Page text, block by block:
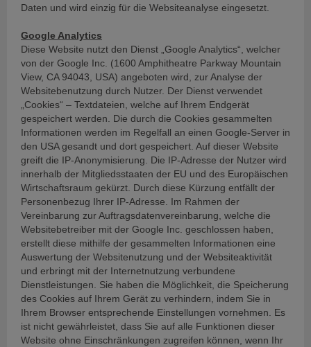
Daten und wird einzig für die Websiteanalyse eingesetzt.
Google Analytics
Diese Website nutzt den Dienst „Google Analytics“, welcher
von der Google Inc. (1600 Amphitheatre Parkway Mountain
View, CA 94043, USA) angeboten wird, zur Analyse der
Websitebenutzung durch Nutzer. Der Dienst verwendet
„Cookies“ – Textdateien, welche auf Ihrem Endgerät
gespeichert werden. Die durch die Cookies gesammelten
Informationen werden im Regelfall an einen Google-Server in
den USA gesandt und dort gespeichert. Auf dieser Website
greift die IP-Anonymisierung. Die IP-Adresse der Nutzer wird
innerhalb der Mitgliedsstaaten der EU und des Europäischen
Wirtschaftsraum gekürzt. Durch diese Kürzung entfällt der
Personenbezug Ihrer IP-Adresse. Im Rahmen der
Vereinbarung zur Auftragsdatenvereinbarung, welche die
Websitebetreiber mit der Google Inc. geschlossen haben,
erstellt diese mithilfe der gesammelten Informationen eine
Auswertung der Websitenutzung und der Websiteaktivität
und erbringt mit der Internetnutzung verbundene
Dienstleistungen. Sie haben die Möglichkeit, die Speicherung
des Cookies auf Ihrem Gerät zu verhindern, indem Sie in
Ihrem Browser entsprechende Einstellungen vornehmen. Es
ist nicht gewährleistet, dass Sie auf alle Funktionen dieser
Website ohne Einschränkungen zugreifen können, wenn Ihr